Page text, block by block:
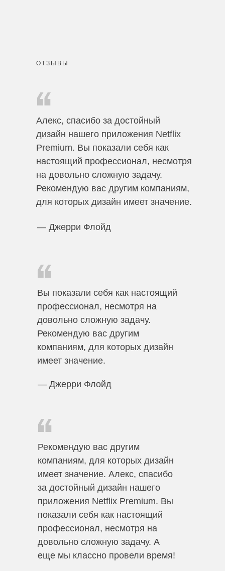
ОТЗЫВЫ
Алекс, спасибо за достойный
дизайн нашего приложения Netflix
Premium. Вы показали себя как
настоящий профессионал, несмотря
на довольно сложную задачу.
Рекомендую вас другим компаниям,
для которых дизайн имеет значение.
— Джерри Флойд
Рекомендую вас другим
компаниям, для которых дизайн
имеет значение. Алекс, спасибо
за достойный дизайн нашего
приложения Netflix Premium. Вы
показали себя как настоящий
профессионал, несмотря на
довольно сложную задачу. А
еще мы классно провели время!
Вы показали себя как настоящий
профессионал, несмотря на
довольно сложную задачу.
Рекомендую вас другим
компаниям, для которых дизайн
имеет значение.
— Джерри Флойд